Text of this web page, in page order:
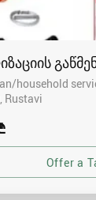
household
Rustavi